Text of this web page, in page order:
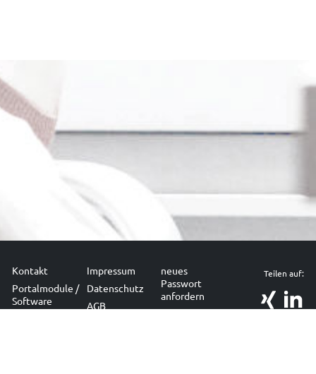
Kontakt
Portalmodule /
Software
Impressum
Datenschutz
AGB
neues
Passwort
anfordern
Sitemap
Teilen auf: